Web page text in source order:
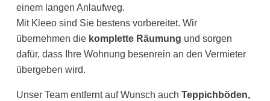
einem langen Anlaufweg.
Mit Kleeo sind Sie bestens vorbereitet. Wir
übernehmen die komplette Räumung und sorgen
dafür, dass Ihre Wohnung besenrein an den Vermieter
übergeben wird.
Unser Team entfernt auf Wunsch auchTeppichböden,